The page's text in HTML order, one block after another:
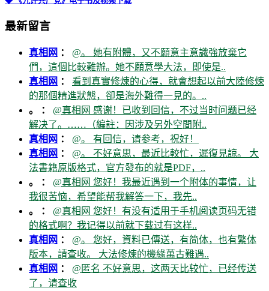
最新留言
真相网 ： @。 她有附體，又不願意主意識強放棄它
們，這個比較難辦。她不願意學大法，即使是..
真相网 ： 看到真實修煉的心得，就會想起以前大陸修煉
的那個精進狀態，卻是海外難得一見的。..
。 ： @真相网 感谢！已收到回信，不过当时问题已经
解决了。……（編註：因涉及另外空間附..
真相网 ： @。 有回信，请参考，祝好！
真相网 ： @。 不好意思，最近比較忙，遲復見諒。 大
法書籍原版格式，官方發布的就是PDF，..
。 ： @真相网 您好！我最近遇到一个附体的事情，让
我很苦恼，希望能帮我解答一下，我先..
。 ： @真相网 您好！有没有适用于手机阅读页码无错
的格式啊？我记得以前就下载过有这样..
真相网 ： @。 您好，資料已傳送，有简体，也有繁体
版本，請查收。 大法修煉的機緣萬古難遇..
真相网 ： @匿名 不好意思，这两天比较忙，已经传送
了，请查收